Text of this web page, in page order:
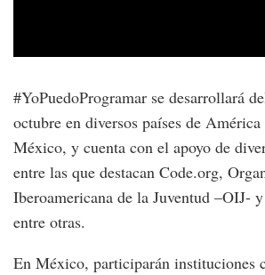
#YoPuedoProgramar se desarrollará
octubre en diversos países de
México, y cuenta con el apoyo de
entre las que destacan Code.org,
Iberoamericana de la Juventud –OIJ-
entre otras.
En México, participarán instituciones